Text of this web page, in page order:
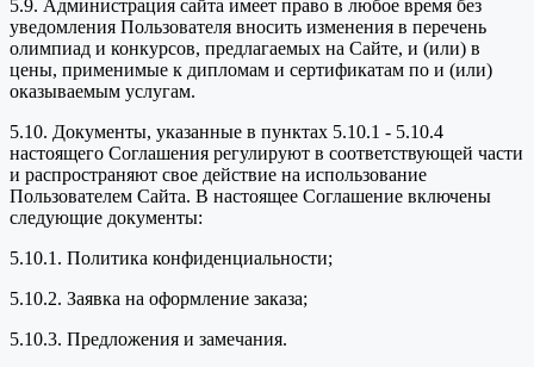
5.9. Администрация сайта имеет право в любое время без
уведомления Пользователя вносить изменения в перечень
олимпиад и конкурсов, предлагаемых на Сайте, и (или) в
цены, применимые к дипломам и сертификатам по и (или)
оказываемым услугам.
5.10. Документы, указанные в пунктах 5.10.1 - 5.10.4
настоящего Соглашения регулируют в соответствующей части
и распространяют свое действие на использование
Пользователем Сайта. В настоящее Соглашение включены
следующие документы:
5.10.1. Политика конфиденциальности;
5.10.2. Заявка на оформление заказа;
5.10.3. Предложения и замечания.